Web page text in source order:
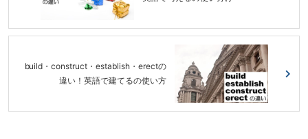
build・construct・establish・erectの
違い！英語で建てるの使い方